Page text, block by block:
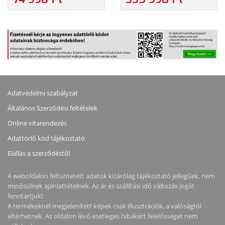
(2560X1440), 16:9, IPS,
HDMI, DISPLAYPORT, 3
ÉV GARANCIA, FEKETE
SZÍNBEN
WOLED, 16:9, 330HZ,
0.03MS, VESA, HDMI,
DISPLAYPORT, USB
TYPE-C, 3 ÉV GARANCIA,
FEKETE SZÍNBEN
Adatvédelmi szabályzat
Általános Szerződési feltételek
Online vitarendezés
Adattörlő kód tájékoztató
Elállás a szerződéstől
A weboldalon feltüntetett adatok kizárólag tájékoztató jellegűek, nem
minősülnek ajánlattételnek. Az ár és szállítási idő változás jogát
fenntartjuk!
A termékeknél megjelenített képek csak illusztrációk, a valóságtól
eltérhetnek. Az oldalon lévő esetleges hibákért felelősséget nem